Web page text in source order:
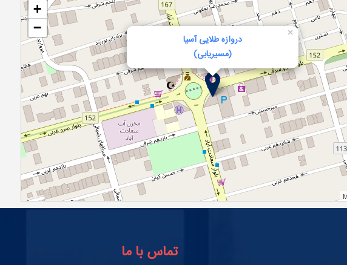
دروازه طلایی آسیا
(مسیریابی)
×
+
−
تماس با ما